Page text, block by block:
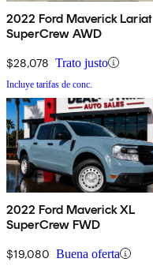
2022 Ford Maverick Lariat
SuperCrew AWD
$28,078 Trato justo
Incluye tarifas de conc.
2022 Ford Maverick XL
SuperCrew FWD
$19,080 Buena oferta